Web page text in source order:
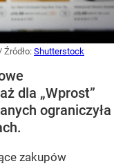
Źródło: Shutterstock
dla „Wprost”
ograniczyła
zakupów